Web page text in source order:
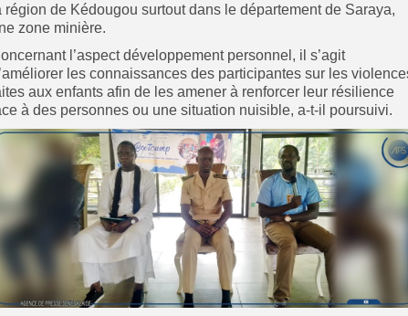
région de Kédougou surtout dans le département de Saraya,
zone minière.
l’aspect développement personnel, il s’agit
les connaissances des participantes sur les
aux enfants afin de les amener à renforcer leur résilience
à des personnes ou une situation nuisible, a-t-il poursuivi.